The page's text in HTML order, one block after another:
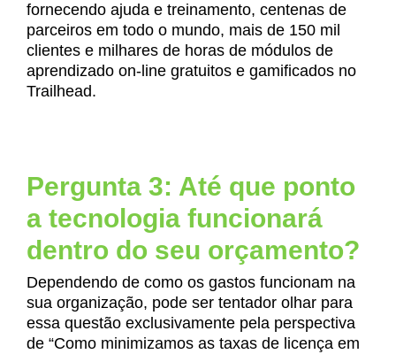
fornecendo ajuda e treinamento, centenas de
parceiros em todo o mundo, mais de 150 mil
clientes e milhares de horas de módulos de
aprendizado on-line gratuitos e gamificados no
Trailhead.
Pergunta 3: Até que ponto
a tecnologia funcionará
dentro do seu orçamento?
Dependendo de como os gastos funcionam na
sua organização, pode ser tentador olhar para
essa questão exclusivamente pela perspectiva
de “Como minimizamos as taxas de licença em